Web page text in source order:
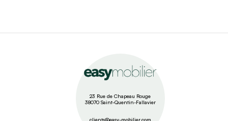
23 Rue de Chapeau Rouge
38070 Saint-Quentin-Fallavier
clients@easy-mobilier.com